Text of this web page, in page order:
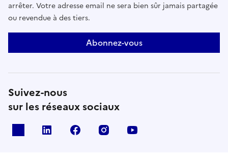
arrêter. Votre adresse email ne sera bien sûr jamais partagée
ou revendue à des tiers.
Abonnez-vous
Suivez-nous
sur les réseaux sociaux
Linkedin Facebook Instagram